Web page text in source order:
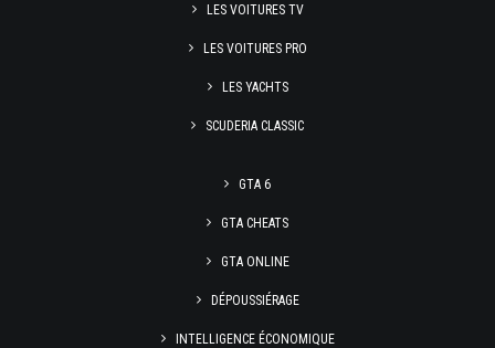
LES VOITURES TV
LES VOITURES PRO
LES YACHTS
SCUDERIA CLASSIC
GTA 6
GTA CHEATS
GTA ONLINE
DÉPOUSSIÉRAGE
INTELLIGENCE ÉCONOMIQUE